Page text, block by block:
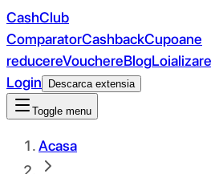
CashClub
ComparatorCashbackCupoane
reducereVouchereBlogLoializare
Login
Descarca extensia
Toggle menu
Acasa